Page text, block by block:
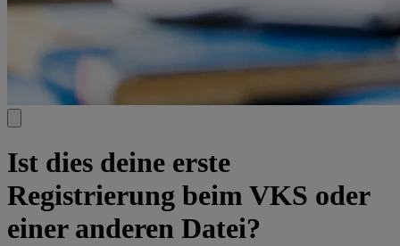
Ist dies deine erste
Registrierung beim VKS oder
einer anderen Datei?